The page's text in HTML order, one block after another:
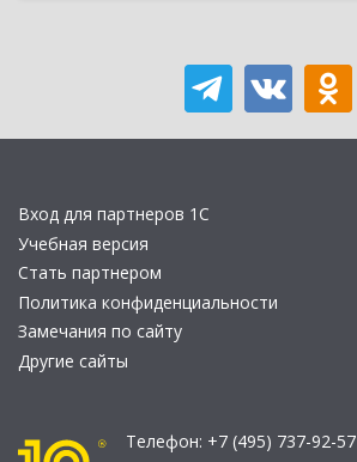
Вход для партнеров 1С
Учебная версия
Стать партнером
Политика конфиденциальности
Замечания по сайту
Другие сайты
Телефон: +7 (495) 737-92-57